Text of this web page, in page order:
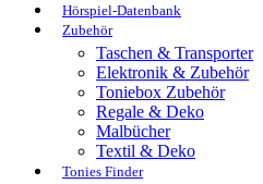
Hörspiel-Datenbank
Zubehör
Taschen & Transporter
Elektronik & Zubehör
Toniebox Zubehör
Regale & Deko
Malbücher
Textil & Deko
Tonies Finder